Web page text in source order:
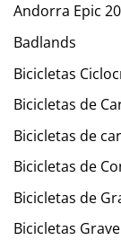
Andorra Epic
Badlands
Bicicletas
Bicicletas de
Bicicletas de
Bicicletas de
Bicicletas de
Bicicletas